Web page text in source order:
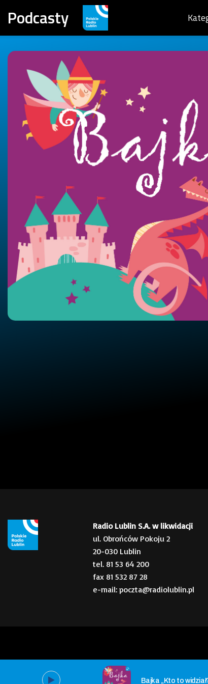
Podcasty
Radio Lublin S.A. w likwidacji
ul. Obrońców Pokoju 2
20-030 Lublin
tel. 81 53 64 200
fax 81 532 87 28
e-mail: poczta@radiolublin.pl
Bajka „Kto to